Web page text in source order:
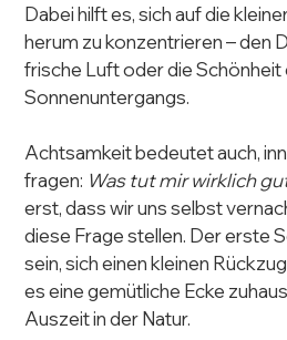
Dabei hilft es, sich auf die
herum zu konzentrieren – den
frische Luft oder die Schönheit
Sonnenuntergangs.
Achtsamkeit bedeutet auch,
fragen: Was tut mir wirklich
erst, dass wir uns selbst
diese Frage stellen. Der erste
sein, sich einen kleinen
es eine gemütliche Ecke
Auszeit in der Natur.